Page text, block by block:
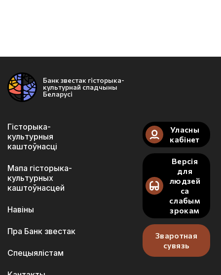
Банк звестак гісторыка-
культурнай спадчыны
Беларусі
Гісторыка-
культурныя
каштоўнасці
Мапа гісторыка-
культурных
каштоўнасцей
Навіны
Пра Банк звестак
Спецыялістам
Уласны
кабінет
Версія
для
людзей
са
слабым
зрокам
Зваротная
сувязь